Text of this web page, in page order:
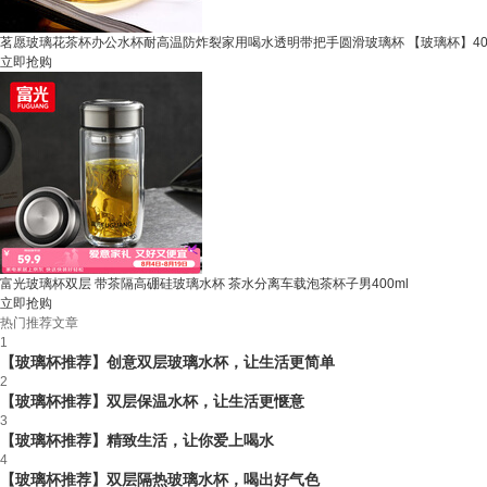
茗愿玻璃花茶杯办公水杯耐高温防炸裂家用喝水透明带把手圆滑玻璃杯 【玻璃杯】
立即抢购
富光玻璃杯双层 带茶隔高硼硅玻璃水杯 茶水分离车载泡茶杯子男400ml
立即抢购
热门推荐文章
1
【玻璃杯推荐】创意双层玻璃水杯，让生活更简单
2
【玻璃杯推荐】双层保温水杯，让生活更惬意
3
【玻璃杯推荐】精致生活，让你爱上喝水
4
【玻璃杯推荐】双层隔热玻璃水杯，喝出好气色